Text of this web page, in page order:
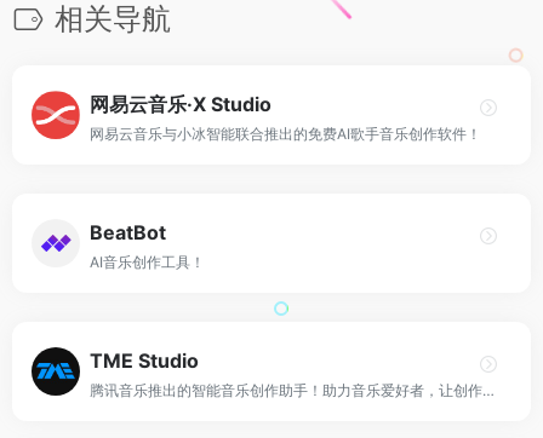
相关导航
网易云音乐·X Studio
网易云音乐与小冰智能联合推出的免费AI歌手音乐创作软件！
BeatBot
AI音乐创作工具！
TME Studio
腾讯音乐推出的智能音乐创作助手！助力音乐爱好者，让创作更简单！